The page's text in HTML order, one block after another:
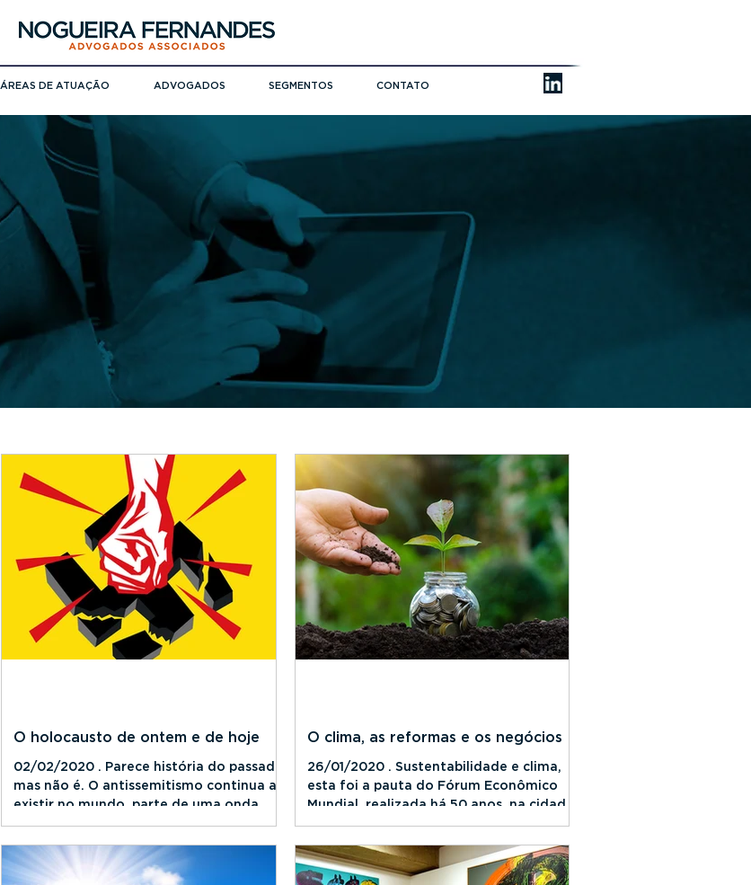
ÁREAS DE ATUAÇÃO ADVOGADOS SEGMENTOS CONTATO
O holocausto de ontem e de hoje
02/02/2020 . Parece história do passado,
mas não é. O antissemitismo continua a
existir no mundo, parte de uma onda
O clima, as reformas e os negócios
26/01/2020 . Sustentabilidade e clima,
esta foi a pauta do Fórum Econômico
Mundial, realizada há 50 anos, na cidade